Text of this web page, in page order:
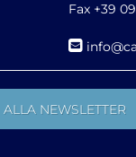
Fax +39
i